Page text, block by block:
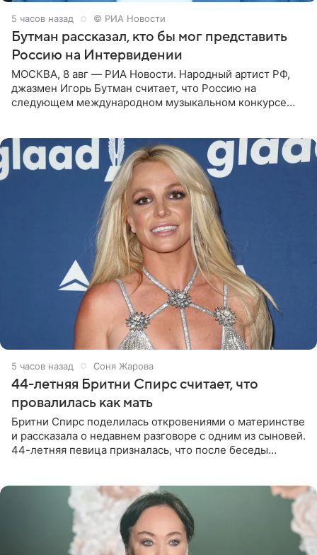
5 часов назад © РИА Новости
Бутман рассказал, кто бы мог представить
Россию на Интервидении
МОСКВА, 8 авг — РИА Новости. Народный артист РФ,
джазмен Игорь Бутман считает, что Россию на
следующем международном музыкальном конкурсе
5 часов назад Соня Жарова
44-летняя Бритни Спирс считает, что
провалилась как мать
Бритни Спирс поделилась откровениями о материнстве
и рассказала о недавнем разговоре с одним из сыновей.
44-летняя певица призналась, что после беседы